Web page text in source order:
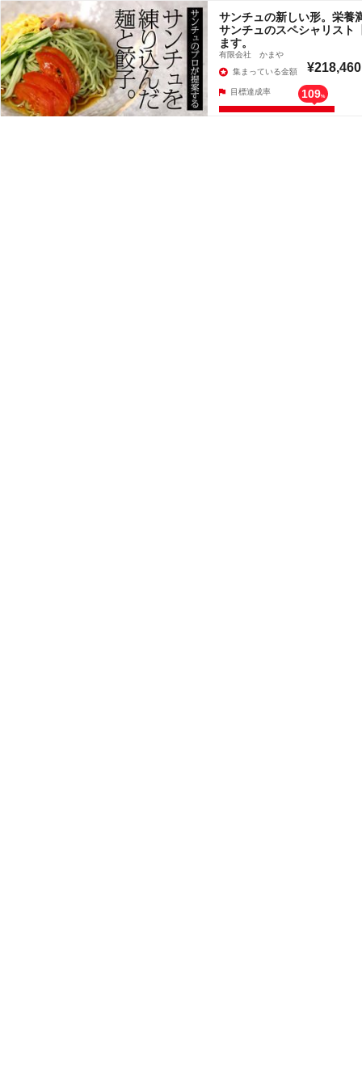
サンチュの新しい形。栄養
サンチュのスペシャリスト
ます。
有限会社 かまや
集まっている金額
¥218,460
目標達成率 109%